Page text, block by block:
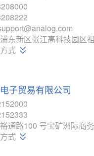
东新区张江高科技园区
式
子贸易有限公司
通路100 号宝矿洲际商
式